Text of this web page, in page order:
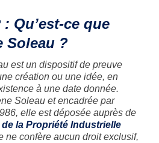
: Qu’est-ce que
Soleau ?
est un dispositif de preuve
création ou une idée, en
à une date donnée.
Soleau et encadrée par
elle est déposée auprès de
la Propriété Industrielle
ne confère aucun droit exclusif,